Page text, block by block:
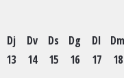
Dj
13
Dv
14
Ds
15
Dg
16
Dl
17
Dm
18